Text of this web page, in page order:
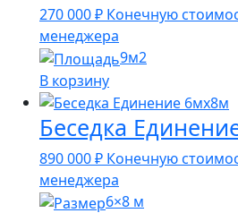
270 000₽ Конечную
менеджера
9м2
В корзину
Беседка
890 000₽ Конечную
менеджера
6×8 м